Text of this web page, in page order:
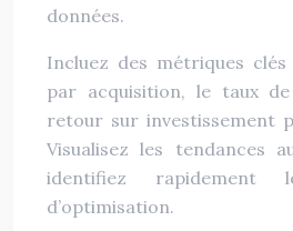
données.
Incluez des métriques
par acquisition, le taux
retour sur investissement
Visualisez les tendances
identifiez rapidement
d’optimisation.